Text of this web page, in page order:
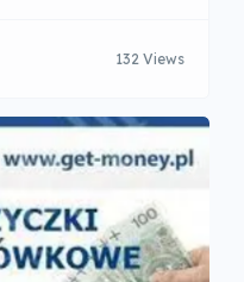
132 Views